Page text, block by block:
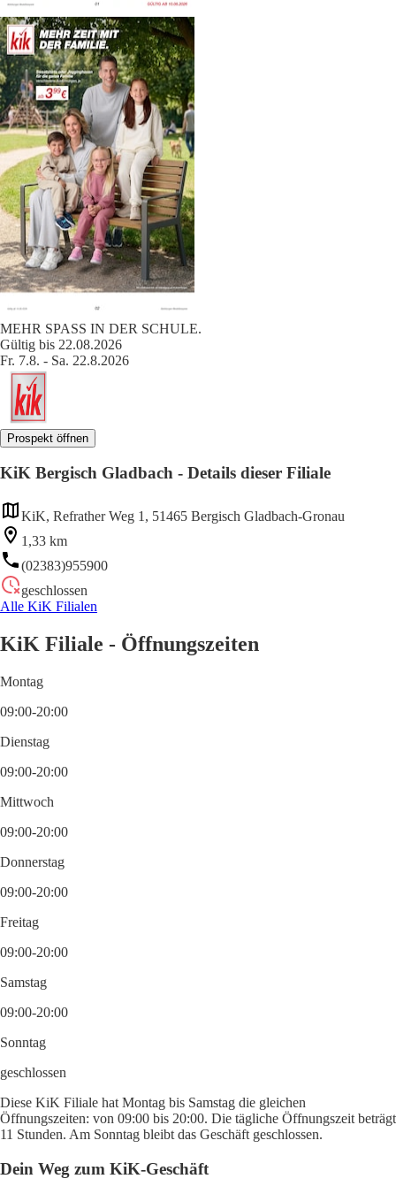
MEHR SPASS IN DER SCHULE.
Gültig bis 22.08.2026
Fr. 7.8. - Sa. 22.8.2026
Prospekt öffnen
KiK Bergisch Gladbach - Details dieser Filiale
KiK, Refrather Weg 1, 51465 Bergisch Gladbach-Gronau
1,33 km
(02383)955900
geschlossen
Alle KiK Filialen
KiK Filiale - Öffnungszeiten
Montag
09:00-20:00
Dienstag
09:00-20:00
Mittwoch
09:00-20:00
Donnerstag
09:00-20:00
Freitag
09:00-20:00
Samstag
09:00-20:00
Sonntag
geschlossen
Diese KiK Filiale hat Montag bis Samstag die gleichen
Öffnungszeiten: von 09:00 bis 20:00. Die tägliche Öffnungszeit beträgt
11 Stunden. Am Sonntag bleibt das Geschäft geschlossen.
Dein Weg zum KiK-Geschäft